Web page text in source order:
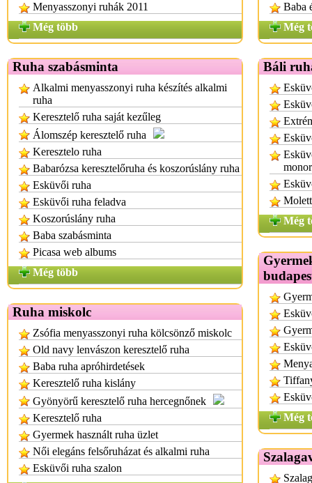
Menyasszonyi ruhák 2011
Még több
Ruha szabásminta
Alkalmi menyasszonyi ruha készítés alkalmi
ruha
Keresztelő ruha saját kezűleg
Álomszép keresztelő ruha
Keresztelo ruha
Babarózsa keresztelőruha és koszorúslány ruha
Esküvői ruha
Esküvői ruha feladva
Koszorúslány ruha
Baba szabásminta
Picasa web albums
Még több
Ruha miskolc
Zsófia menyasszonyi ruha kölcsönző miskolc
Old navy lenvászon keresztelő ruha
Baba ruha apróhirdetések
Keresztelő ruha kislány
Gyönyörű keresztelő ruha hercegnőnek
Keresztelő ruha
Gyermek használt ruha üzlet
Női elegáns felsőruházat és alkalmi ruha
Esküvői ruha szalon
Baba
Még
Báli
Még
Még